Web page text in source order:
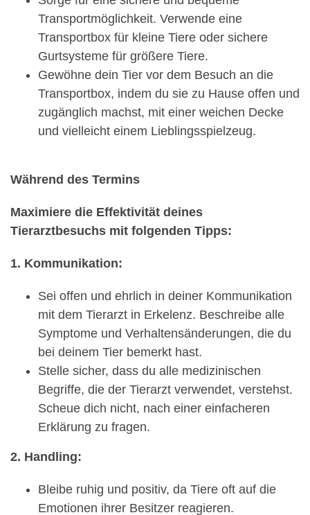
Transportmöglichkeit. Verwende eine
Transportbox für kleine Tiere oder sichere
Gurtsysteme für größere Tiere.
Gewöhne dein Tier vor dem Besuch an die
Transportbox, indem du sie zu Hause offen und
zugänglich machst, mit einer weichen Decke
und vielleicht einem Lieblingsspielzeug.
Während des Termins
Maximiere die Effektivität deines
Tierarztbesuchs mit folgenden Tipps:
1. Kommunikation:
Sei offen und ehrlich in deiner Kommunikation
mit dem Tierarzt in Erkelenz. Beschreibe alle
Symptome und Verhaltensänderungen, die du
bei deinem Tier bemerkt hast.
Stelle sicher, dass du alle medizinischen
Begriffe, die der Tierarzt verwendet, verstehst.
Scheue dich nicht, nach einer einfacheren
Erklärung zu fragen.
2. Handling:
Bleibe ruhig und positiv, da Tiere oft auf die
Emotionen ihrer Besitzer reagieren.